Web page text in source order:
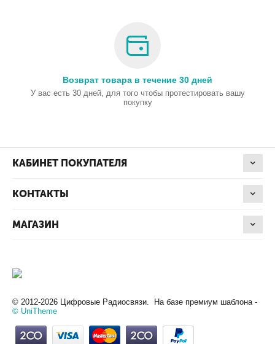
Возврат товара в течение 30 дней
У вас есть 30 дней, для того чтобы протестировать вашу
покупку
КАБИНЕТ ПОКУПАТЕЛЯ
КОНТАКТЫ
МАГАЗИН
© 2012-2026 Цифровые Радиосвязи. На базе премиум шаблона -
© UniTheme